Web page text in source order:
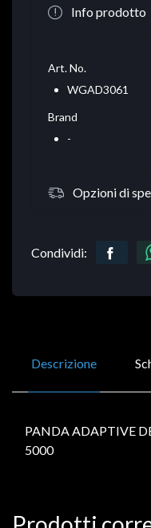
Info prodotto
Art. No.
WGAD3061
Brand
-
Opzioni di
Condividi:
Descrizione
PANDA ADAPTIVE
5000